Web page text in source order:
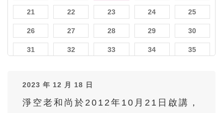
21 22 23 24 25
26 27 28 29 30
31 32 33 34 35
41 42
46 47 48 49 50
2023 年 12 月 18 日
淨空老和尚於2012年10月21日啟講，